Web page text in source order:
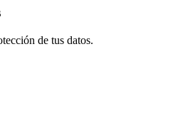
de tus datos.